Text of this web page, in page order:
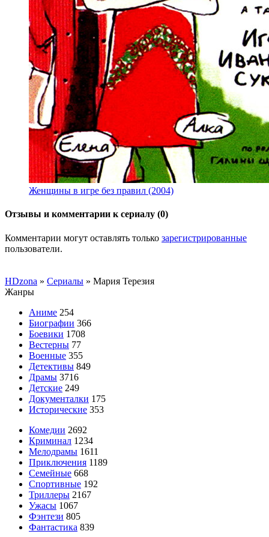
Женщины в игре без правил (2004)
Отзывы и комментарии к сериалу (0)
Комментарии могут оставлять только зарегистрированные
пользователи.
HDzona » Сериалы » Мария Терезия
Жанры
Аниме 254
Биографии 366
Боевики 1708
Вестерны 77
Военные 355
Детективы 849
Драмы 3716
Детские 249
Документалки 175
Исторические 353
Комедии 2692
Криминал 1234
Мелодрамы 1611
Приключения 1189
Семейные 668
Спортивные 192
Триллеры 2167
Ужасы 1067
Фэнтези 805
Фантастика 839